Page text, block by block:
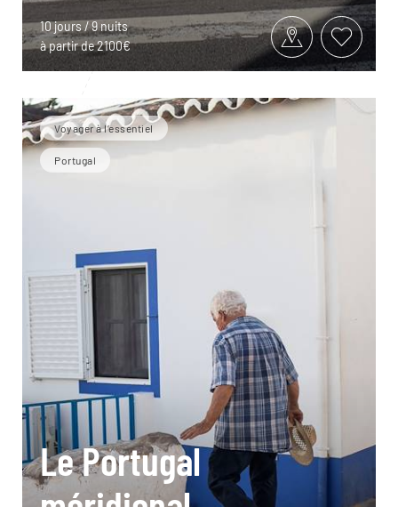
10 jours / 9 nuits
à partir de 2100€
Voyager à l’essentiel
Portugal
Le Portugal